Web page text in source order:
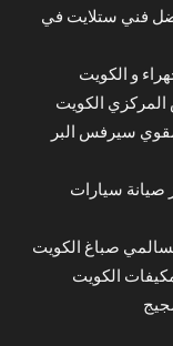
فني ستلايت في
و الكويت
الكويت
سيرفس البر
صيانة سيارات
صباغ الكويت
الكويت